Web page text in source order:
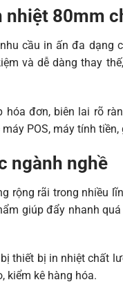
80mm
cầu in ấn đa
và dễ dàng thay
đơn, biên lai rõ
POS, máy tính
ngành nghề
rộng rãi trong nhiều
giúp đẩy nhanh
thiết bị in nhiệt chất
kiểm kê hàng hóa.